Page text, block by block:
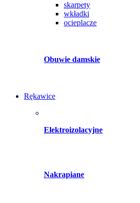
skarpety
wkładki
ocieplacze
Obuwie damskie
Rękawice
Elektroizolacyjne
Nakrapiane